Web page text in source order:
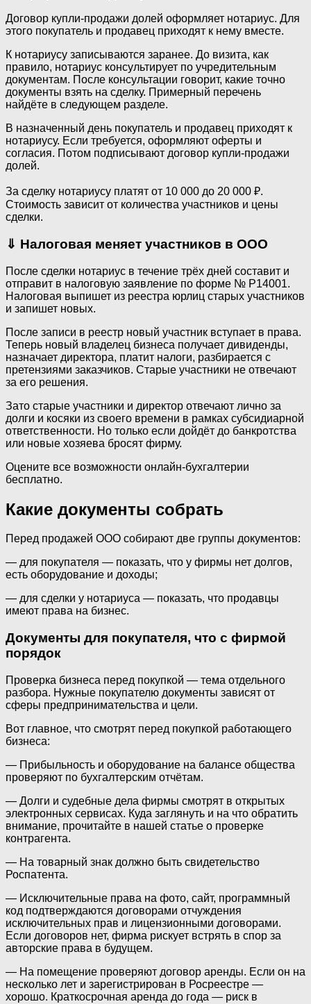
Договор купли-продажи долей оформляет нотариус. Для
этого покупатель и продавец приходят к нему вместе.
К нотариусу записываются заранее. До визита, как
правило, нотариус консультирует по учредительным
документам. После консультации говорит, какие точно
документы взять на сделку. Примерный перечень
найдёте в следующем разделе.
В назначенный день покупатель и продавец приходят к
нотариусу. Если требуется, оформляют оферты и
согласия. Потом подписывают договор купли-продажи
долей.
За сделку нотариусу платят от 10 000 до 20 000 ₽.
Стоимость зависит от количества участников и цены
сделки.
⇓ Налоговая меняет участников в ООО
После сделки нотариус в течение трёх дней составит и
отправит в налоговую заявление по форме № Р14001.
Налоговая выпишет из реестра юрлиц старых участников
и запишет новых.
После записи в реестр новый участник вступает в права.
Теперь новый владелец бизнеса получает дивиденды,
назначает директора, платит налоги, разбирается с
претензиями заказчиков. Старые участники не отвечают
за его решения.
Зато старые участники и директор отвечают лично за
долги и косяки из своего времени в рамках субсидиарной
ответственности. Но только если дойдёт до банкротства
или новые хозяева бросят фирму.
Оцените все возможности онлайн-бухгалтерии
бесплатно.
Какие документы собрать
Перед продажей ООО собирают две группы документов:
— для покупателя — показать, что у фирмы нет долгов,
есть оборудование и доходы;
— для сделки у нотариуса — показать, что продавцы
имеют права на бизнес.
Документы для покупателя, что с фирмой
порядок
Проверка бизнеса перед покупкой — тема отдельного
разбора. Нужные покупателю документы зависят от
сферы предпринимательства и цели.
Вот главное, что смотрят перед покупкой работающего
бизнеса:
— Прибыльность и оборудование на балансе общества
проверяют по бухгалтерским отчётам.
— Долги и судебные дела фирмы смотрят в открытых
электронных сервисах. Куда заглянуть и на что обратить
внимание, прочитайте в нашей статье о проверке
контрагента.
— На товарный знак должно быть свидетельство
Роспатента.
— Исключительные права на фото, сайт, программный
код подтверждаются договорами отчуждения
исключительных прав и лицензионными договорами.
Если договоров нет, фирма рискует встрять в спор за
авторские права в будущем.
— На помещение проверяют договор аренды. Если он на
несколько лет и зарегистрирован в Росреестре —
хорошо. Краткосрочная аренда до года — риск в